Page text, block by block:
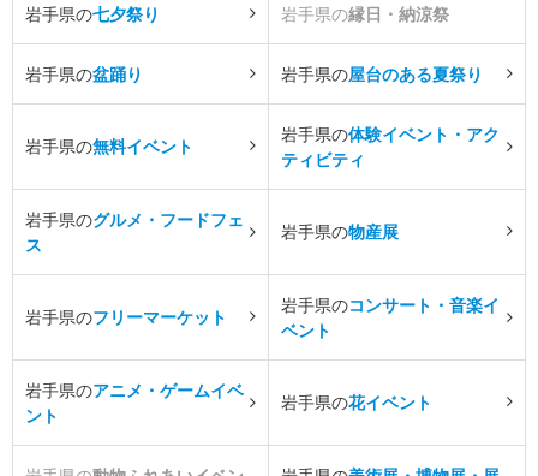
岩手県の七夕祭り 岩手県の縁日・納涼祭
岩手県の盆踊り 岩手県の屋台のある夏祭り
岩手県の無料イベント
岩手県の体験イベント・アク
ティビティ
岩手県のグルメ・フードフェ
ス
岩手県の物産展
岩手県のフリーマーケット
岩手県のコンサート・音楽イ
ベント
岩手県のアニメ・ゲームイベ
ント
岩手県の花イベント